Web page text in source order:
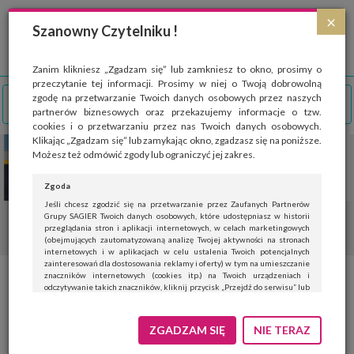
×
Szanowny Czytelniku !
Zanim klikniesz „Zgadzam się” lub zamkniesz to okno, prosimy o
przeczytanie tej informacji. Prosimy w niej o Twoją dobrowolną
zgodę na przetwarzanie Twoich danych osobowych przez naszych
partnerów biznesowych oraz przekazujemy informacje o tzw.
cookies i o przetwarzaniu przez nas Twoich danych osobowych.
Klikając „Zgadzam się” lub zamykając okno, zgadzasz się na poniższe.
Możesz też odmówić zgody lub ograniczyć jej zakres.
Zgoda
Jeśli chcesz zgodzić się na przetwarzanie przez Zaufanych Partnerów
Grupy SAGIER Twoich danych osobowych, które udostępniasz w historii
przeglądania stron i aplikacji internetowych, w celach marketingowych
(obejmujących zautomatyzowaną analizę Twojej aktywności na stronach
internetowych i w aplikacjach w celu ustalenia Twoich potencjalnych
zainteresowań dla dostosowania reklamy i oferty) w tym na umieszczanie
znaczników internetowych (cookies itp.) na Twoich urządzeniach i
odczytywanie takich znaczników, kliknij przycisk „Przejdź do serwisu” lub
Jeśli nie chcesz wyrazić zgody, kliknij „Nie teraz”.
Wyrażenie zgody jest dobrowolne. Możesz edytować zakres zgody, w tym
ZGADZAM SIĘ NIE TERAZ
Strona wykorzystuje pliki cookies, które służą głównie do celów statystycznych.
Wyrażając zgodę na używanie 'cookies', zezwalasz na zapisanie ich w pamięci
przeglądarki. Przejdź do
polityki cookies
Jak dbać o skórę zimą
PIELĘGNACJA POLECANE URODA
19